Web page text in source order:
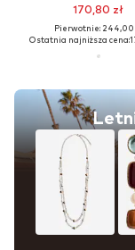
170,80 zł
Pierwotnie: 244,00
Ostatnia najniższa cena: